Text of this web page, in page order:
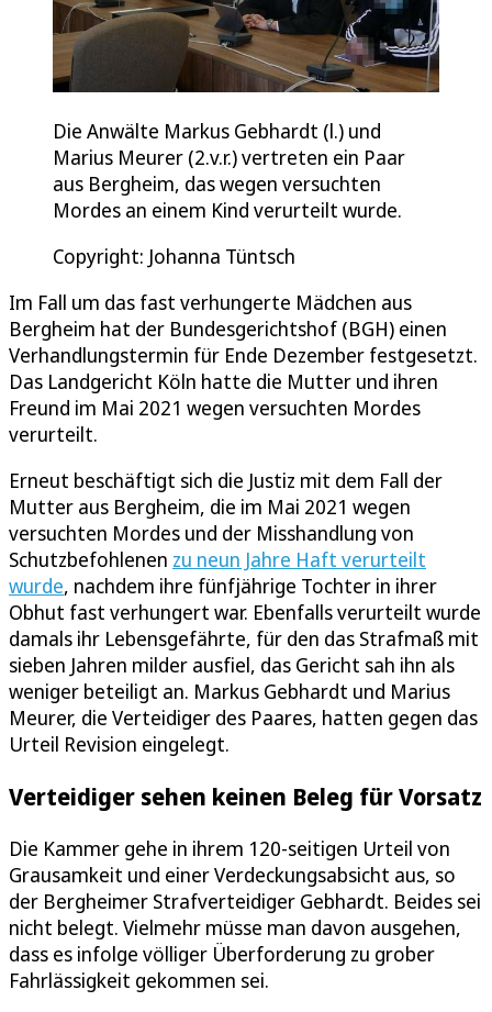
Die Anwälte Markus Gebhardt (l.) und
Marius Meurer (2.v.r.) vertreten ein Paar
aus Bergheim, das wegen versuchten
Mordes an einem Kind verurteilt wurde.
Copyright: Johanna Tüntsch
Im Fall um das fast verhungerte Mädchen aus
Bergheim hat der Bundesgerichtshof (BGH) einen
Verhandlungstermin für Ende Dezember festgesetzt.
Das Landgericht Köln hatte die Mutter und ihren
Freund im Mai 2021 wegen versuchten Mordes
verurteilt.
Erneut beschäftigt sich die Justiz mit dem Fall der
Mutter aus Bergheim, die im Mai 2021 wegen
versuchten Mordes und der Misshandlung von
Schutzbefohlenen zu neun Jahre Haft verurteilt
wurde, nachdem ihre fünfjährige Tochter in ihrer
Obhut fast verhungert war. Ebenfalls verurteilt wurde
damals ihr Lebensgefährte, für den das Strafmaß mit
sieben Jahren milder ausfiel, das Gericht sah ihn als
weniger beteiligt an. Markus Gebhardt und Marius
Meurer, die Verteidiger des Paares, hatten gegen das
Urteil Revision eingelegt.
Verteidiger sehen keinen Beleg für Vorsatz
Die Kammer gehe in ihrem 120-seitigen Urteil von
Grausamkeit und einer Verdeckungsabsicht aus, so
der Bergheimer Strafverteidiger Gebhardt. Beides sei
nicht belegt. Vielmehr müsse man davon ausgehen,
dass es infolge völliger Überforderung zu grober
Fahrlässigkeit gekommen sei.